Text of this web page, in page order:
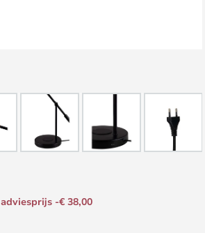
adviesprijs -€ 38,00